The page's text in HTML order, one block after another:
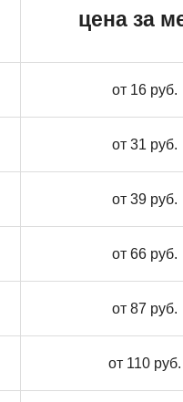
цена за
от 16 руб.
от 31 руб.
от 39 руб.
от 66 руб.
от 87 руб.
от 110 руб.